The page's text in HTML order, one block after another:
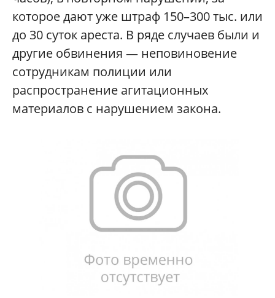
которое дают уже штраф 150–300 тыс. или
до 30 суток ареста. В ряде случаев были и
другие обвинения — неповиновение
сотрудникам полиции или
распространение агитационных
материалов с нарушением закона.